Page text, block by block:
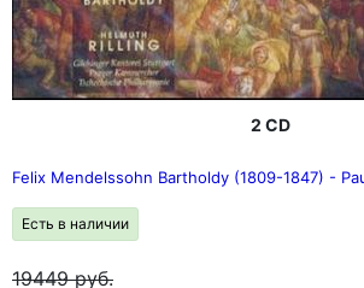
2 CD
Felix Mendelssohn Bartholdy (1809-1847) -
Есть в наличии
19449руб.